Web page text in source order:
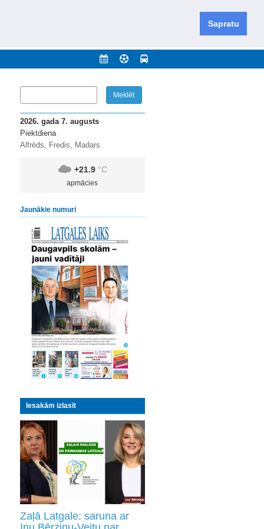
Sapratu
novadu un apkārtējos novadus un pilsētas.
2026. gada 7. augusts
Piektdiena
Alfrēds, Fredis, Madars
+21.9 °C
apmācies
Jaunākie numuri
Iesakām izlasīt
Zaļā Latgale: saruna ar